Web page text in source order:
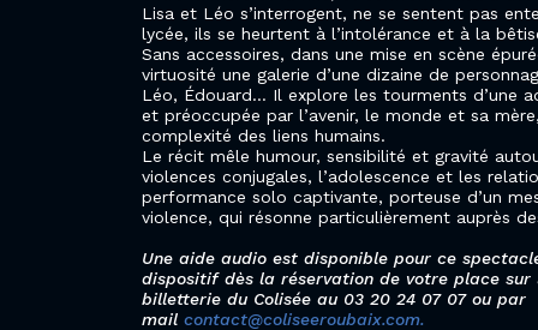
Lisa et Léo s’interrogent, ne se sentent pas
lycée, ils se heurtent à l’intolérance et à la
Sans accessoires, dans une mise en scène
virtuosité une galerie d’une dizaine de
Léo, Édouard… Il explore les tourments d’une
et préoccupée par l’avenir, le monde et sa
complexité des liens humains.
Le récit mêle humour, sensibilité et gravité
violences conjugales, l’adolescence et les
performance solo captivante, porteuse d’un
violence, qui résonne particulièrement auprès
Une aide audio est disponible pour ce
dispositif dès la réservation de votre place
billetterie du Colisée au 03 20 24 07 07 ou par
mail contact@coliseeroubaix.com.